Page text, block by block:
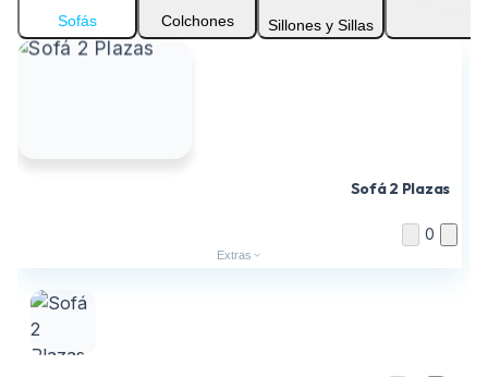
Sofás Colchones Sillones y Sillas
Sofá 2 Plazas
0
Extras